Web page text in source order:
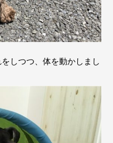
しつつ、体を動かしまし